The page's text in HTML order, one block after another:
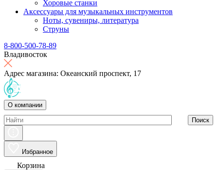
Хоровые станки
Аксессуары для музыкальных инструментов
Ноты, сувениры, литература
Струны
8-800-500-78-89
Владивосток
Адрес магазина: Океанский проспект, 17
О компании
Поиск
Избранное
Корзина